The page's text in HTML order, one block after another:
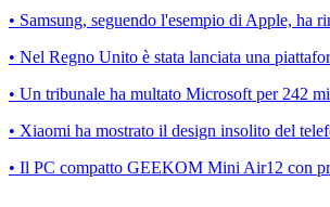
• Samsung, seguendo l'esempio di Apple, ha
• Nel Regno Unito è stata lanciata una
• Un tribunale ha multato Microsoft per 242
• Xiaomi ha mostrato il design insolito del
• Il PC compatto GEEKOM Mini Air12 con